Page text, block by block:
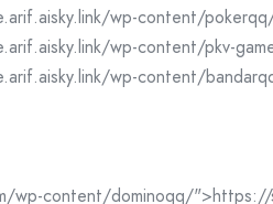
wp-content/
wp-content/pkv-
wp-content/
wp-content/dominoqq/